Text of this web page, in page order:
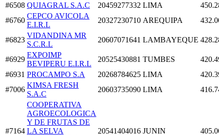
#6508 QUIAGRAL S.A.C 20459277332 LIMA
#6760
CEPCO AVICOLA
E.I.R.L
20327230710 AREQUIPA
#6823
VIDANDINA MR
S.C.R.L
20607071641 LAMBAYEQUE
#6929
EXPOIMP
BEVIPERU E.I.R.L
20525430881 TUMBES
#6931 PROCAMPO S.A 20268784625 LIMA
#7006
KIMSA FRESH
S.A.C
20603735090 LIMA
#7164
COOPERATIVA
AGROECOLOGICA
Y DE FRUTAS DE
LA SELVA
20541404016 JUNIN